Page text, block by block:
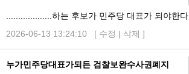
...................하는 후보가 민주당 대표가 되야한다
2026-06-13 13:24:10 [ 수정 | 삭제 ]
누가민주당대표가되든 검찰보완수사권폐지